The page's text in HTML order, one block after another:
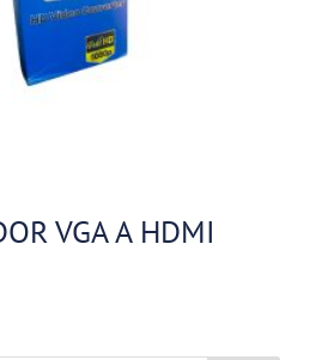
VGA A HDMI